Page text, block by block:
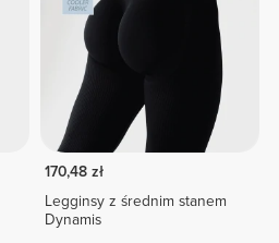
170,48 zł
Legginsy z średnim stanem
Dynamis